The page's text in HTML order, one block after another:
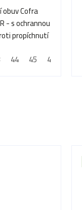
48
obuv Cofra
- s ochrannou
propíchnutí
44 45 46